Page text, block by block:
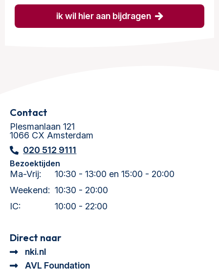
ik wil hier aan bijdragen
Contact
Plesmanlaan 121
1066 CX Amsterdam
020 512 9111
Bezoektijden
Ma-Vrij:
10:30 - 13:00 en 15:00 - 20:00
Weekend: 10:30 - 20:00
IC:
10:00 - 22:00
Direct naar
nki.nl
AVL Foundation